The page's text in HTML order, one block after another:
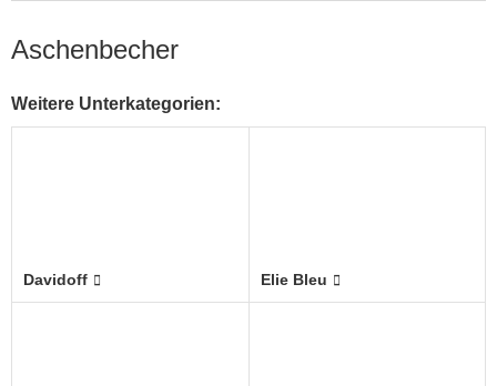
Aschenbecher
Weitere Unterkategorien:
Davidoff Elie Bleu